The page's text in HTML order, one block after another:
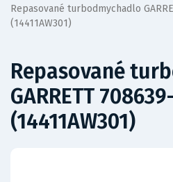
Repasované turbodmychadlo
(14411AW301)
Repasované
GARRETT
(14411AW301)